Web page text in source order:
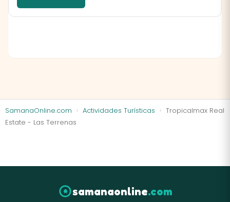
SamanaOnline.com Actividades Turísticas
Tropicalmax Real
Estate - Las Terrenas
samanaonline.com